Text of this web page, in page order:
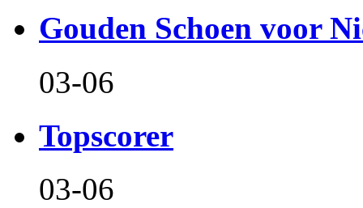
Gouden Schoen voor
03-06
Topscorer
03-06